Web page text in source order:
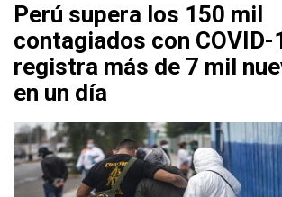
Perú supera los 150 mil
contagiados con COVID-
registra más de 7 mil
en un día